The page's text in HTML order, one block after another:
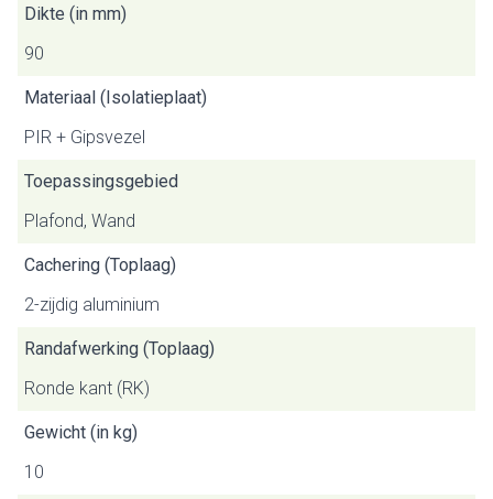
Dikte (in mm)
90
Materiaal (Isolatieplaat)
PIR + Gipsvezel
Toepassingsgebied
Plafond, Wand
Cachering (Toplaag)
2-zijdig aluminium
Randafwerking (Toplaag)
Ronde kant (RK)
Gewicht (in kg)
10